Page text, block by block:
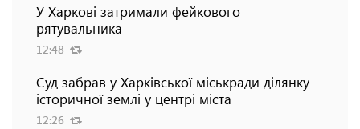
У Харкові затримали фейкового
рятувальника
12:48
Суд забрав у Харківської міськради ділянку
історичної землі у центрі міста
12:26